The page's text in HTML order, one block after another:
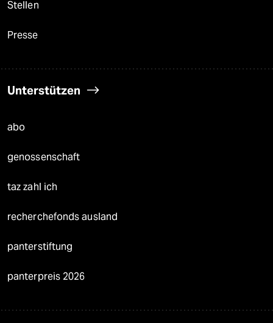
Stellen
Presse
Unterstützen
abo
genossenschaft
taz zahl ich
recherchefonds ausland
panterstiftung
panterpreis 2026